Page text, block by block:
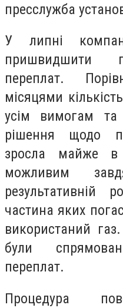
пресслужба
У липні
пришвидшити
переплат.
місяцями
усім вимогам та
рішення щодо
зросла майже
можливим
результативній
частина яких
використаний
були
переплат.
Процедура